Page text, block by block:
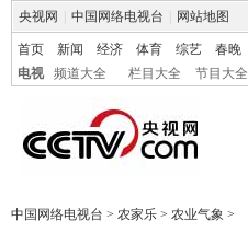
央视网 中国网络电视台 网站地图
首页 新闻 经济 体育 综艺 春晚
电视
频道大全 栏目大全 节目大全
中国网络电视台 > 农家乐 > 农业气象 >